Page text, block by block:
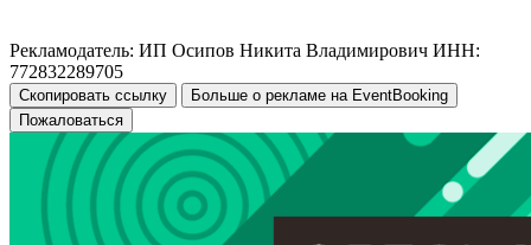
Рекламодатель: ИП Осипов Никита Владимирович ИНН:
772832289705
Скопировать ссылку
Больше о рекламе на EventBooking
Пожаловаться